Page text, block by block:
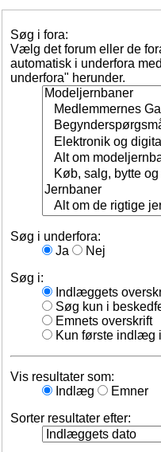
Søg i fora:
Vælg det forum eller de
automatisk i underfora
underfora" herunder.
Søg i underfora:
Ja
Nej
Søg i:
Indlæggets
Søg kun i
Emnets overskrift
Kun første indlæg
Vis resultater som:
Indlæg
Emner
Sorter resultater efter: